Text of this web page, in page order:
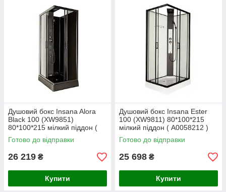
Душовий бокс Insana Alora
Black 100 (XW9851)
80*100*215 мілкий піддон (
А0058207 )
Готово до відправки
26 219 ₴
Купити
Душовий бокс Insana Ester
100 (XW9811) 80*100*215
мілкий піддон ( А0058212 )
Готово до відправки
25 698 ₴
Купити